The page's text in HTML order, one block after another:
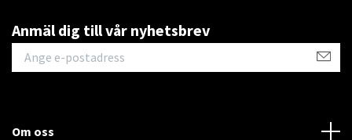
Anmäl dig till vår nyhetsbrev
Om oss